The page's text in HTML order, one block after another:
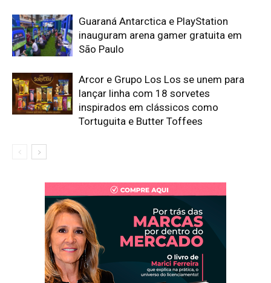
Guaraná Antarctica e PlayStation
inauguram arena gamer gratuita em
São Paulo
Arcor e Grupo Los Los se unem para
lançar linha com 18 sorvetes
inspirados em clássicos como
Tortuguita e Butter Toffees